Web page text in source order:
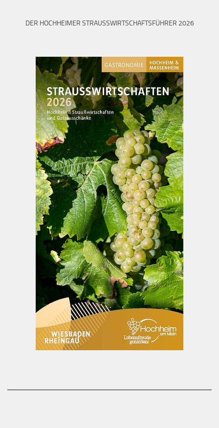
DER HOCHHEIMER STRAUSSWIRTSCHAFTSFÜHRER 2026